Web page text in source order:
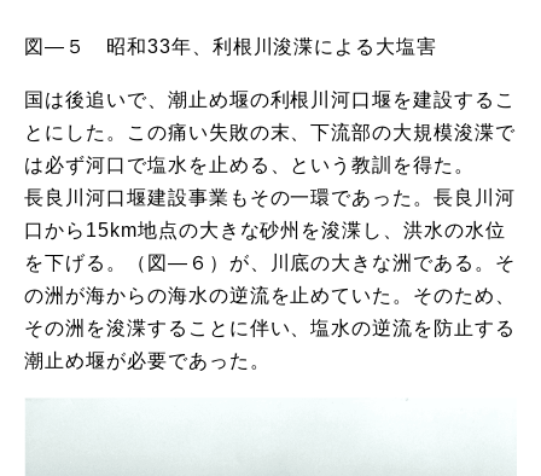
図―５ 昭和33年、利根川浚渫による大塩害
国は後追いで、潮止め堰の利根川河口堰を建設するこ
とにした。この痛い失敗の末、下流部の大規模浚渫で
は必ず河口で塩水を止める、という教訓を得た。
長良川河口堰建設事業もその一環であった。長良川河
口から15km地点の大きな砂州を浚渫し、洪水の水位
を下げる。（図―６）が、川底の大きな洲である。そ
の洲が海からの海水の逆流を止めていた。そのため、
その洲を浚渫することに伴い、塩水の逆流を防止する
潮止め堰が必要であった。